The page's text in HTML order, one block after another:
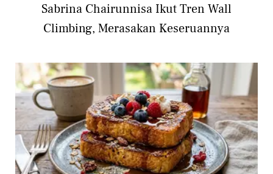
Sabrina Chairunnisa Ikut Tren Wall
Climbing, Merasakan Keseruannya